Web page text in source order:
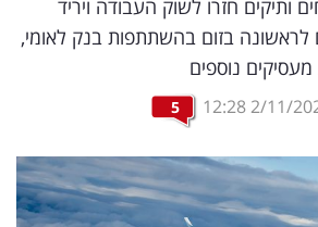
ותיקים חזרו לשוק העבודה ויריד
לראשונה בזום בהשתתפות בנק לאומי,
נוספים
2/11/
12:28
5